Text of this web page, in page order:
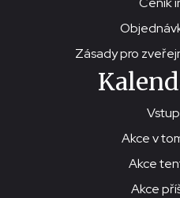
Zásady pro
Akce v
Akce
Akce